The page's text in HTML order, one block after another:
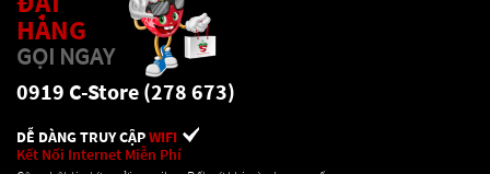
HÀNG
GỌI NGAY
0919 C-Store (278 673)
DỄ DÀNG TRUY CẬPWIFI
Kết Nối Internet Miễn Phí